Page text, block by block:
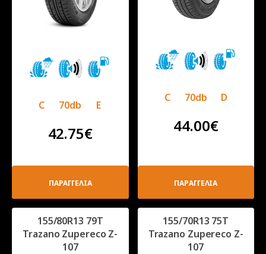
C 70db E
42.75€
ΠΑΡΑΓΓΕΛΙΑ
C 70db D
44.00€
ΠΑΡΑΓΓΕΛΙΑ
155/80R13 79T
Trazano Zupereco Z-
107
155/70R13 75T
Trazano Zupereco Z-
107